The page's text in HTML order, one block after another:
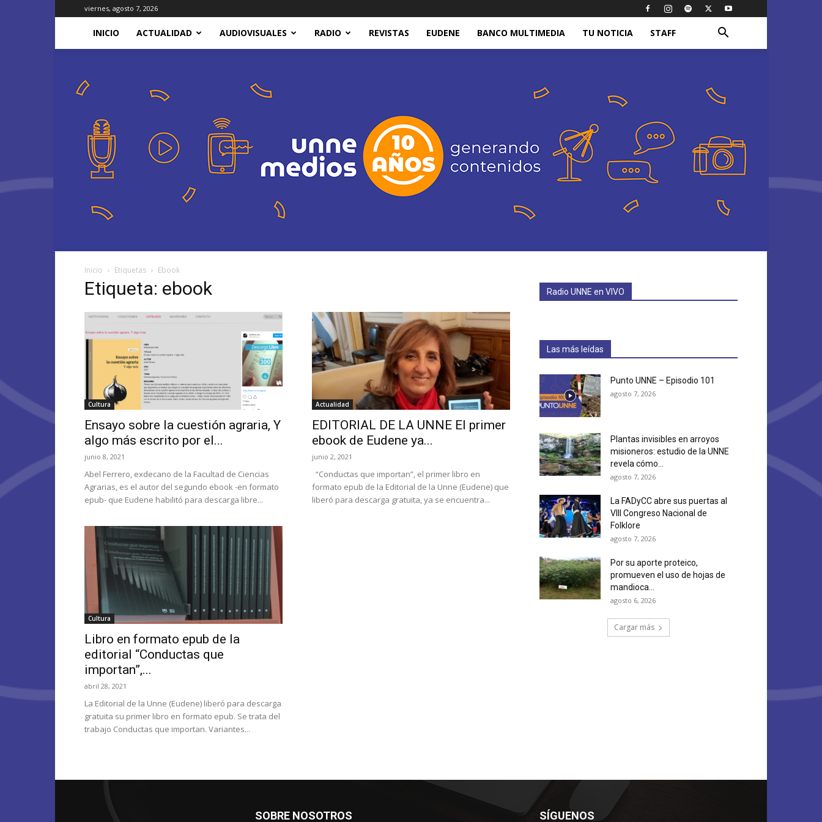
viernes, agosto 7, 2026
INICIO ACTUALIDAD AUDIOVISUALES RADIO REVISTAS EUDENE BANCO MULTIMEDIA TU NOTICIA STAFF
Unne
Inicio Etiquetas Ebook
Etiqueta: ebook
Cultura
Ensayo sobre la cuestión agraria, Y
algo más escrito por el...
junio 8, 2021
Abel Ferrero, exdecano de la Facultad de Ciencias
Agrarias, es el autor del segundo ebook -en formato
epub- que Eudene habilitó para descarga libre...
Actualidad
EDITORIAL DE LA UNNE El primer
ebook de Eudene ya...
junio 2, 2021
“Conductas que importan”, el primer libro en
formato epub de la Editorial de la Unne (Eudene) que
liberó para descarga gratuita, ya se encuentra...
Cultura
Libro en formato epub de la
editorial “Conductas que
importan”,...
abril 28, 2021
La Editorial de la Unne (Eudene) liberó para descarga
gratuita su primer libro en formato epub. Se trata del
trabajo Conductas que importan. Variantes...
Radio UNNE en VIVO
Las más leídas
Punto UNNE – Episodio 101
agosto 7, 2026
Plantas invisibles en arroyos
misioneros: estudio de la UNNE
revela cómo...
agosto 7, 2026
La FADyCC abre sus puertas al
VIII Congreso Nacional de
Folklore
agosto 7, 2026
Por su aporte proteico,
promueven el uso de hojas de
mandioca...
agosto 6, 2026
Cargar más
SOBRE NOSOTROS SÍGUENOS